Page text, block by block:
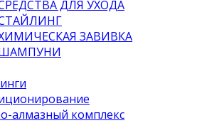
ДЛЯ УХОДА
ЗАВИВКА
алмазный комплекс